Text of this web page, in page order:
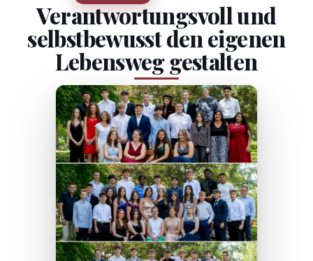
Verantwortungsvoll und
selbstbewusst den eigenen
Lebensweg gestalten